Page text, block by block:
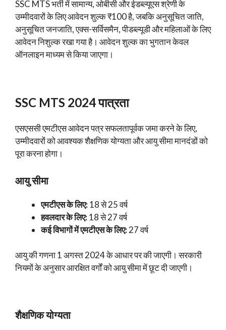
SSC MTS भर्ती में सामान्य, ओबीसी और ईडब्ल्यूएस श्रेणी के
उम्मीदवारों के लिए आवेदन शुल्क ₹100 है, जबकि अनुसूचित जाति,
अनुसूचित जनजाति, एक्स-सर्विसमैन, पीडब्ल्यूडी और महिलाओं के लिए
आवेदन निशुल्क रखा गया है। आवेदन शुल्क का भुगतान केवल
ऑनलाइन माध्यम से किया जाएगा।
SSC MTS 2024 पात्रता
एसएससी एमटीएस आवेदन पत्र सफलतापूर्वक जमा करने के लिए,
उम्मीदवारों को आवश्यक शैक्षणिक योग्यता और आयु सीमा मानदंडों को
पूरा करना होगा।
आयु सीमा
एमटीएस के लिए:18 से 25 वर्ष
हवलदार के लिए:18 से 27 वर्ष
कई विभागों में एमटीएस के लिए:27 वर्ष
आयु की गणना 1 अगस्त 2024 के आधार पर की जाएगी। सरकारी
नियमों के अनुसार आरक्षित वर्गों को आयु सीमा में छूट दी जाएगी।
शैक्षणिक योग्यता